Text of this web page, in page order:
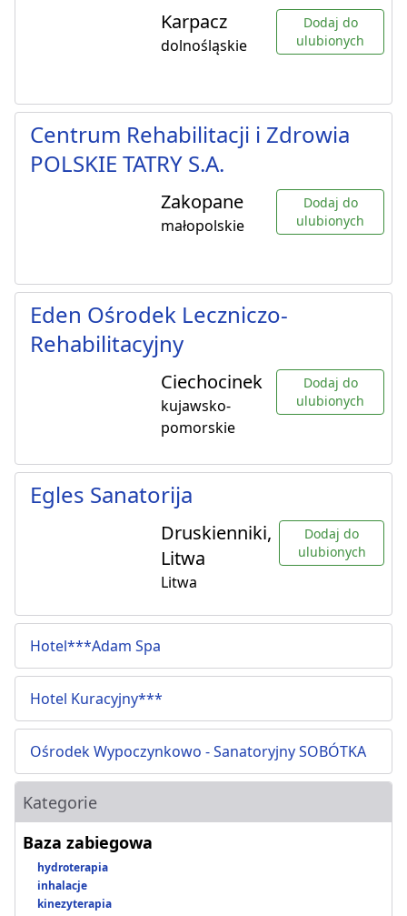
Karpacz
dolnośląskie
Dodaj do
ulubionych
Centrum Rehabilitacji i Zdrowia
POLSKIE TATRY S.A.
Zakopane
małopolskie
Dodaj do
ulubionych
Eden Ośrodek Leczniczo-
Rehabilitacyjny
Ciechocinek
kujawsko-
pomorskie
Dodaj do
ulubionych
Egles Sanatorija
Druskienniki,
Litwa
Litwa
Dodaj do
ulubionych
Hotel***Adam Spa
Hotel Kuracyjny***
Ośrodek Wypoczynkowo - Sanatoryjny SOBÓTKA
Kategorie
Baza zabiegowa
hydroterapia
inhalacje
kinezyterapia